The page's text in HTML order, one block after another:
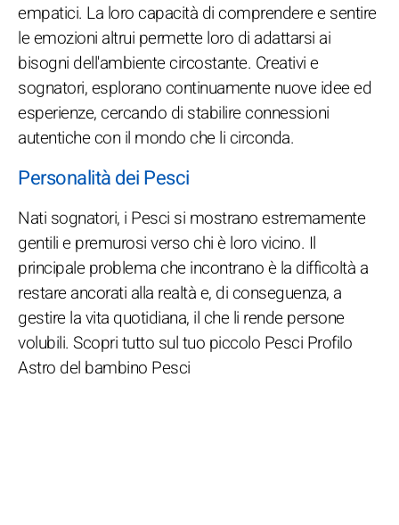
empatici. La loro capacità di comprendere e sentire
le emozioni altrui permette loro di adattarsi ai
bisogni dell'ambiente circostante. Creativi e
sognatori, esplorano continuamente nuove idee ed
esperienze, cercando di stabilire connessioni
autentiche con il mondo che li circonda.
Personalità dei Pesci
Nati sognatori, i Pesci si mostrano estremamente
gentili e premurosi verso chi è loro vicino. Il
principale problema che incontrano è la difficoltà a
restare ancorati alla realtà e, di conseguenza, a
gestire la vita quotidiana, il che li rende persone
volubili. Scopri tutto sul tuo piccolo Pesci Profilo
Astro del bambino Pesci